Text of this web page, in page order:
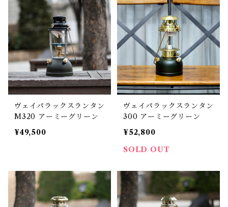
ヴェイパラックスランタン
M320 アーミーグリーン
¥49,500
ヴェイパラックスランタン
300 アーミーグリーン
¥52,800
SOLD OUT